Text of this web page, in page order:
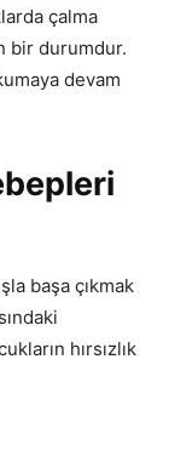
çalma
bir durumdur.
devam
başa çıkmak
hırsızlık